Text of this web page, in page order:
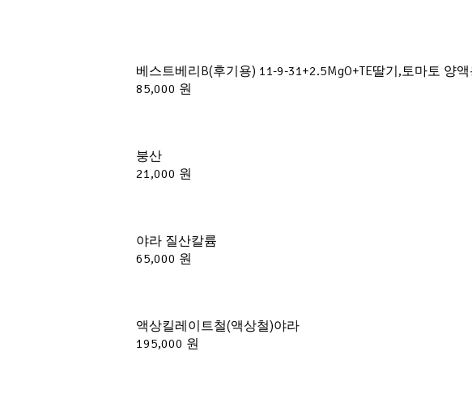
베스트베리B(후기용) 11-9-31+2.5MgO+TE딸기,토마토 양
85,000 원
붕산
21,000 원
야라 질산칼륨
65,000 원
액상킬레이트철(액상철)야라
195,000 원